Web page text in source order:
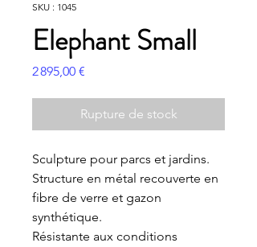
SKU : 1045
Elephant Small
2 895,00 €
Rupture de stock
Sculpture pour parcs et jardins.
Structure en métal recouverte en
fibre de verre et gazon
synthétique.
Résistante aux conditions